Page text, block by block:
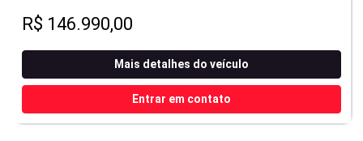
R$ 146.990,00
Mais detalhes do veículo
Entrar em contato